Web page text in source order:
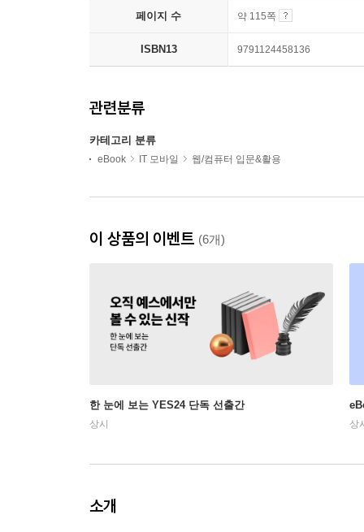
페이지 수 약 115쪽
ISBN13 9791124458136
관련분류
카테고리 분류
eBook IT 모바일 웹/컴퓨터 입문&활용
이 상품의 이벤트 (6개)
한 눈에 보는 YES24 단독 선출간
상시 상
소개